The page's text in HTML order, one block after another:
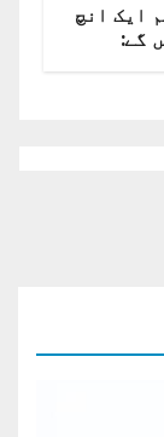
ایک انچ
گے: